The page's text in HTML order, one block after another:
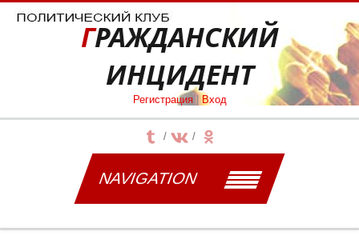
ГРАЖДАНСКИЙ
ИНЦИДЕНТ
Регистрация Вход
NAVIGATION